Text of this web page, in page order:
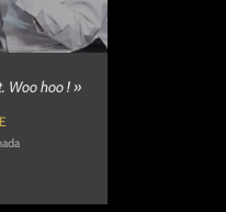
Woo hoo ! »